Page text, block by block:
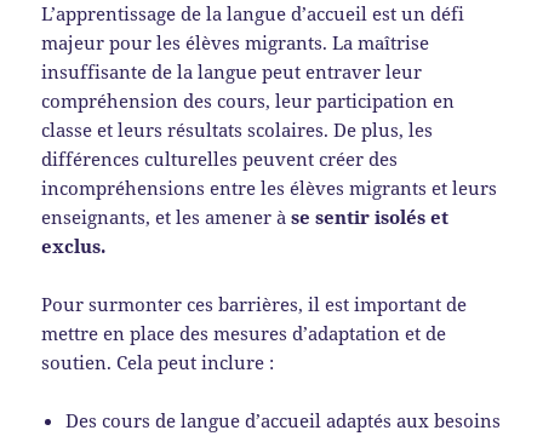
L’apprentissage de la langue d’accueil est un défi
majeur pour les élèves migrants. La maîtrise
insuffisante de la langue peut entraver leur
compréhension des cours, leur participation en
classe et leurs résultats scolaires. De plus, les
différences culturelles peuvent créer des
incompréhensions entre les élèves migrants et leurs
enseignants, et les amener àse sentir isolés et
exclus.
Pour surmonter ces barrières, il est important de
mettre en place des mesures d’adaptation et de
soutien. Cela peut inclure :
Des cours de langue d’accueil adaptés aux besoins